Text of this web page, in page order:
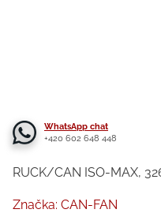
WhatsApp chat
+420 602 648 448
RUCK/CAN ISO-MAX,
Značka: CAN-FAN